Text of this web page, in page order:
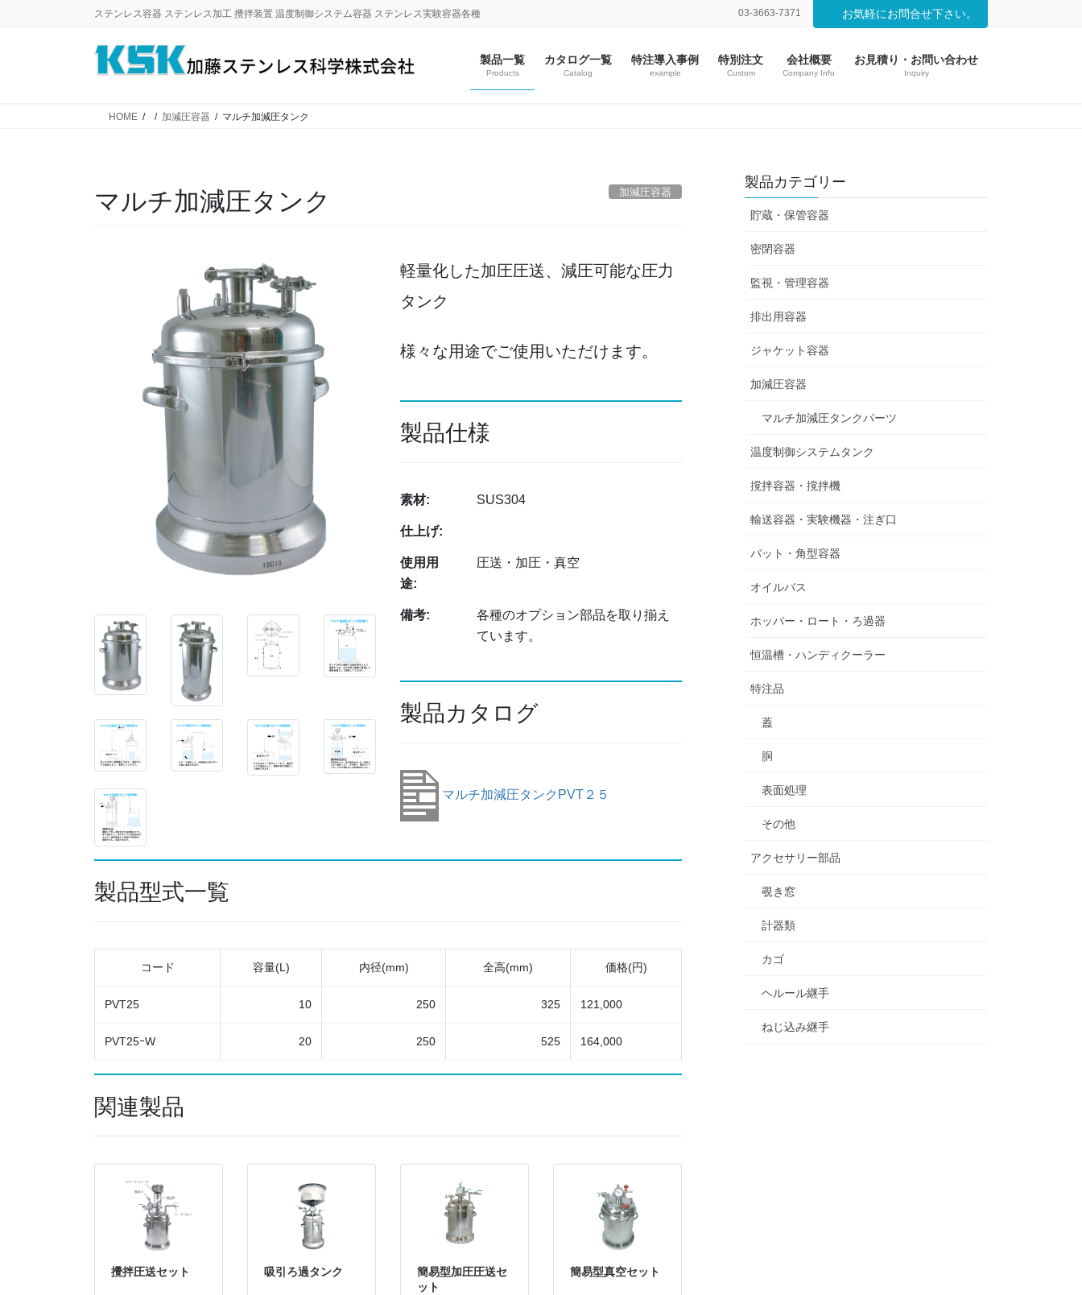
ステンレス容器 ステンレス加工 攪拌装置 温度制御システム容器 ステンレス実験容器各種 03-3663-7371 お気軽にお問合せ下さい。
製品一覧
Products
カタログ一覧
Catalog
特注導入事例
example
特別注文
Custom
会社概要
Company Info
お見積り・お問い合わせ
Inquiry
HOME 加減圧容器 マルチ加減圧タンク
加減圧容器
マルチ加減圧タンク
軽量化した加圧圧送、減圧可能な圧力
タンク
様々な用途でご使用いただけます。
製品仕様
素材: SUS304
仕上げ:
使用用
途:
圧送・加圧・真空
備考:
各種のオプション部品を取り揃え
ています。
製品カタログ
マルチ加減圧タンクPVT２５
製品型式一覧
コード 容量(L) 内径(mm) 全高(mm) 価格(円)
PVT25 10 250 325 121,000
PVT25ｰW 20 250 525 164,000
関連製品
攪拌圧送セット 吸引ろ過タンク
簡易型加圧圧送セ
ット
簡易型真空セット
製品カテゴリー
貯蔵・保管容器
密閉容器
監視・管理容器
排出用容器
ジャケット容器
加減圧容器
マルチ加減圧タンクパーツ
温度制御システムタンク
撹拌容器・撹拌機
輸送容器・実験機器・注ぎ口
バット・角型容器
オイルバス
ホッパー・ロート・ろ過器
恒温槽・ハンディクーラー
特注品
蓋
胴
表面処理
その他
アクセサリー部品
覗き窓
計器類
カゴ
ヘルール継手
ねじ込み継手